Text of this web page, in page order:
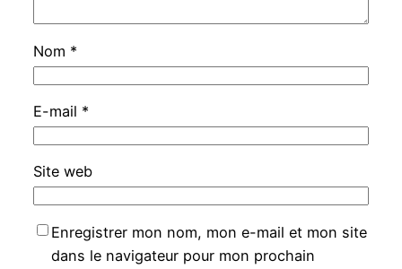
Nom *
E-mail *
Site web
Enregistrer mon nom, mon e-mail et mon site
dans le navigateur pour mon prochain